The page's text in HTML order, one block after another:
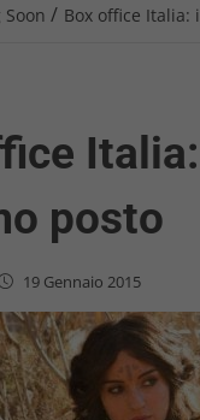
Soon / Box office Italia:
posto
19 Gennaio 2015